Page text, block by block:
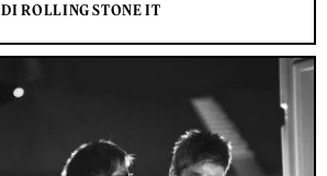
DI ROLLING STONE IT